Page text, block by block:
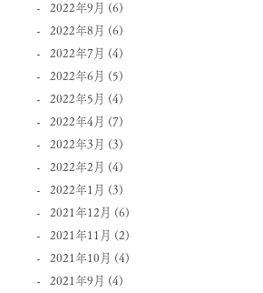
2022年9月 (6)
2022年8月 (6)
2022年7月 (4)
2022年6月 (5)
2022年5月 (4)
2022年4月 (7)
2022年3月 (3)
2022年2月 (4)
2022年1月 (3)
2021年12月 (6)
2021年11月 (2)
2021年10月 (4)
2021年9月 (4)